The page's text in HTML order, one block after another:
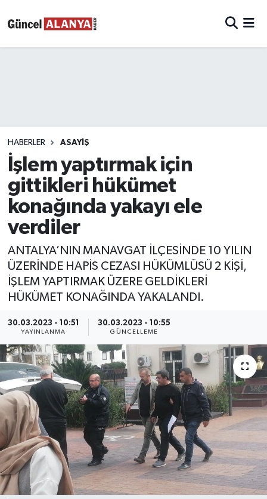
HABERLER ASAYIŞ
İşlem yaptırmak için
gittikleri hükümet
konağında yakayı ele
verdiler
ANTALYA’NIN MANAVGAT İLÇESİNDE 10 YILIN
ÜZERİNDE HAPİS CEZASI HÜKÜMLÜSÜ 2 KİŞİ,
İŞLEM YAPTIRMAK ÜZERE GELDİKLERİ
HÜKÜMET KONAĞINDA YAKALANDI.
30.03.2023 - 10:51
YAYINLANMA
30.03.2023 - 10:55
GÜNCELLEME